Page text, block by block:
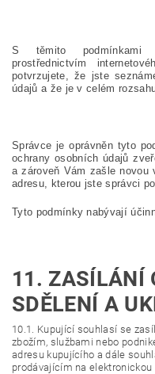
S těmito podmínkami
prostřednictvím
potvrzujete, že jste
údajů a že je v celém
Správce je oprávněn tyto
ochrany osobních údajů
a zároveň Vám zašle novou
adresu, kterou jste správci
Tyto podmínky nabývají
11. ZASÍLÁNÍ
SDĚLENÍ A
10.1. Kupující souhlasí se
zbožím, službami nebo
adresu kupujícího a dále
prodávajícím na elektronickou